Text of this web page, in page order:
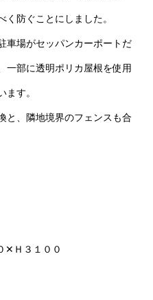
防ぐことにしました。
車場がセッパンカーポートだ
一部に透明ポリカ屋根を使用
ます。
、隣地境界のフェンスも合
３１００